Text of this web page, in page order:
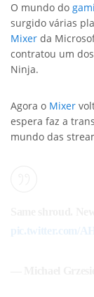
O mundo do
surgido várias
Mixer da
contratou um
Ninja.
Agora o Mixer
espera faz a
mundo das
pic.twitter.com/